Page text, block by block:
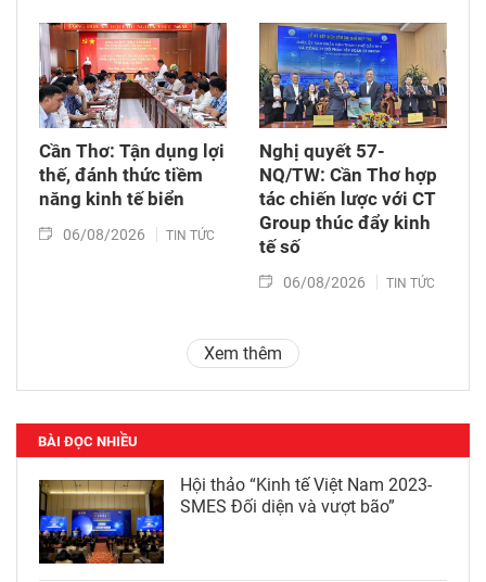
Cần Thơ: Tận dụng lợi
thế, đánh thức tiềm
năng kinh tế biển
06/08/2026 TIN TỨC
Nghị quyết 57-
NQ/TW: Cần Thơ hợp
tác chiến lược với CT
Group thúc đẩy kinh
tế số
06/08/2026 TIN TỨC
Xem thêm
BÀI ĐỌC NHIỀU
Hội thảo “Kinh tế Việt Nam 2023-
SMES Đối diện và vượt bão”